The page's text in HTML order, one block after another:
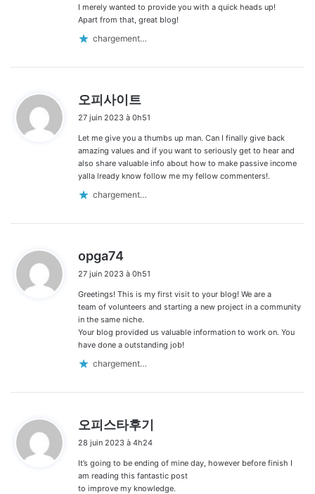
I merely wanted to provide you with a quick heads up!
Apart from that, great blog!
chargement…
오피사이트
t
:
27 juin 2023 à 0h51
Let me give you a thumbs up man. Can I finally give back
amazing values and if you want to seriously get to hear and
also share valuable info about how to make passive income
yalla lready know follow me my fellow commenters!.
chargement…
opga74
t
:
27 juin 2023 à 0h51
Greetings! This is my first visit to your blog! We are a
team of volunteers and starting a new project in a community
in the same niche.
Your blog provided us valuable information to work on. You
have done a outstanding job!
chargement…
오피스타후기
:
28 juin 2023 à 4h24
It’s going to be ending of mine day, however before finish I
am reading this fantastic post
to improve my knowledge.